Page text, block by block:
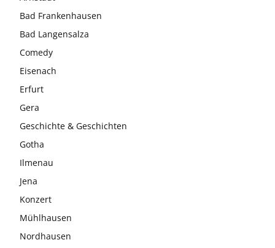
Bad Frankenhausen
Bad Langensalza
Comedy
Eisenach
Erfurt
Gera
Geschichte & Geschichten
Gotha
Ilmenau
Jena
Konzert
Mühlhausen
Nordhausen